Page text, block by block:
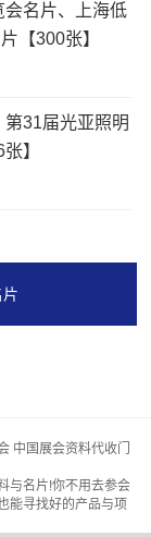
名片、上海低
【300张】
31届光亚照明
】
中国展会资料代收门
与名片!你不用去参会
能寻找好的产品与项